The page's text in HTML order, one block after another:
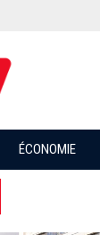
ÉCONOMIE